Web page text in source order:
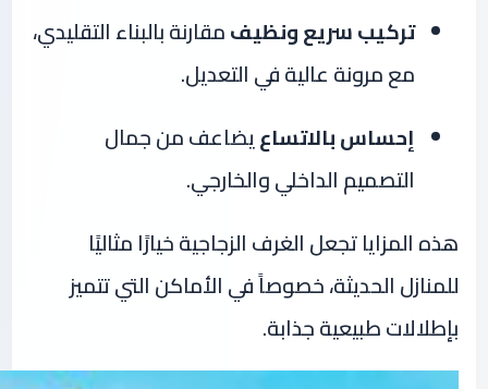
تركيب سريع ونظيفمقارنة بالبناء التقليدي،
مع مرونة عالية في التعديل.
إحساس بالاتساعيضاعف من جمال
التصميم الداخلي والخارجي.
هذه المزايا تجعل الغرف الزجاجية خيارًا مثاليًا
للمنازل الحديثة، خصوصاً في الأماكن التي تتميز
بإطلالات طبيعية جذابة.